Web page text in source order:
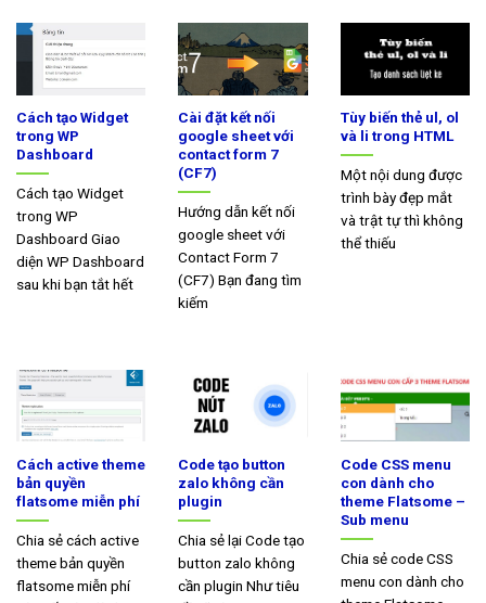
Cách tạo Widget
trong WP
Dashboard
Cách tạo Widget
trong WP
Dashboard Giao
diện WP Dashboard
sau khi bạn tắt hết
Cài đặt kết nối
google sheet với
contact form 7
(CF7)
Hướng dẫn kết nối
google sheet với
Contact Form 7
(CF7) Bạn đang tìm
kiếm
Tùy biến thẻ ul, ol
và li trong HTML
Một nội dung được
trình bày đẹp mắt
và trật tự thì không
thể thiếu
Cách active theme
bản quyền
flatsome miễn phí
Chia sẻ cách active
theme bản quyền
flatsome miễn phí
Code tạo button
zalo không cần
plugin
Chia sẻ lại Code tạo
button zalo không
cần plugin Như tiêu
Code CSS menu
con dành cho
theme Flatsome –
Sub menu
Chia sẻ code CSS
menu con dành cho